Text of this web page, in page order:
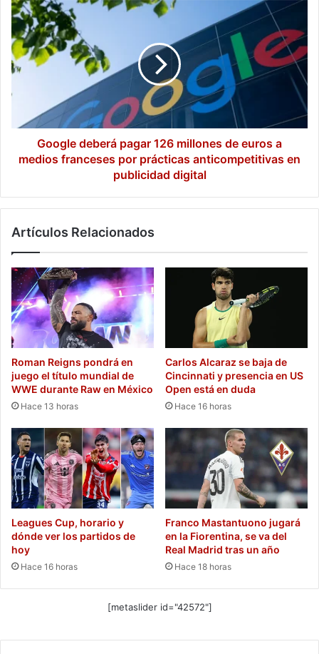
no
desaparecer
Google
deberá
pagar
126
millones
euros
medios
franceses
por
en
digital
Google deberá pagar 126 millones de euros a
medios franceses por prácticas anticompetitivas en
publicidad digital
Artículos Relacionados
Roman Reigns pondrá en
juego el título mundial de
WWE durante Raw en México
Hace 13 horas
Carlos Alcaraz se baja de
Cincinnati y presencia en US
Open está en duda
Hace 16 horas
Leagues Cup, horario y
dónde ver los partidos de
hoy
Hace 16 horas
Franco Mastantuono jugará
en la Fiorentina, se va del
Real Madrid tras un año
Hace 18 horas
[metaslider id="42572"]